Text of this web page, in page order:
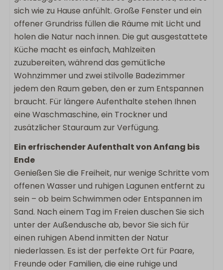
Schlafzimmer
Doppelbett: 3
Schlafzimmer im Erdgeschoss
Boxspring
Kinderfreundlich
Kinderhochstuhl
Lage Unterkunft
Panoramisch uitzicht
Privatsphäre
Freistehende Unterkunft im Ferienpark
sich wie zu Hause anfühlt. Große Fenster und ein
offener Grundriss füllen die Räume mit Licht und
holen die Natur nach innen. Die gut ausgestattete
Küche macht es einfach, Mahlzeiten
zuzubereiten, während das gemütliche
Wohnzimmer und zwei stilvolle Badezimmer
jedem den Raum geben, den er zum Entspannen
braucht. Für längere Aufenthalte stehen Ihnen
eine Waschmaschine, ein Trockner und
zusätzlicher Stauraum zur Verfügung.
Ein erfrischender Aufenthalt von Anfang bis
Ende
Genießen Sie die Freiheit, nur wenige Schritte vom
offenen Wasser und ruhigen Lagunen entfernt zu
sein – ob beim Schwimmen oder Entspannen im
Sand. Nach einem Tag im Freien duschen Sie sich
unter der Außendusche ab, bevor Sie sich für
einen ruhigen Abend inmitten der Natur
niederlassen. Es ist der perfekte Ort für Paare,
Freunde oder Familien, die eine ruhige und